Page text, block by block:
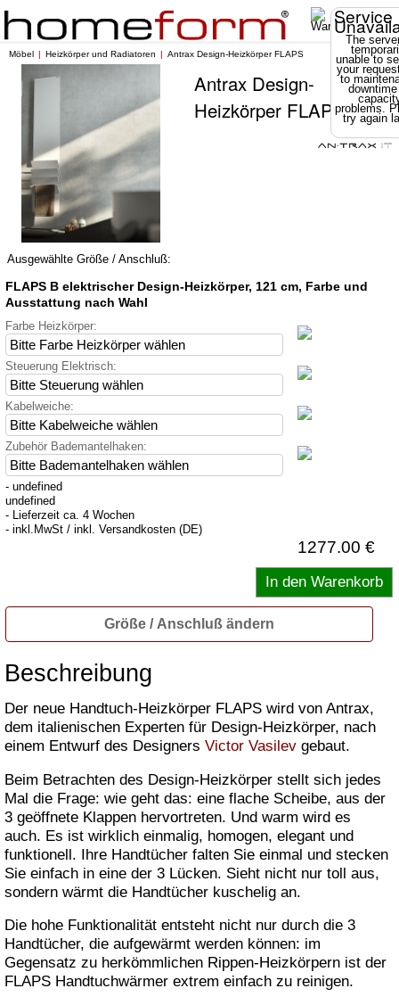
Service
The
unable to
your
to
problems.
try again
Möbel Heizkörper und Radiatoren Antrax Design-Heizkörper FLAPS
Antrax Design-
Heizkörper FLAPS
Ausgewählte Größe / Anschluß:
FLAPS B elektrischer Design-Heizkörper, 121 cm, Farbe und
Ausstattung nach Wahl
Farbe Heizkörper:
Steuerung Elektrisch:
Kabelweiche:
Zubehör Bademantelhaken:
- undefined
undefined
- Lieferzeit ca. 4 Wochen
- inkl.MwSt / inkl. Versandkosten (DE)
1277.00 €
Größe / Anschluß ändern
Beschreibung
Der neue Handtuch-Heizkörper FLAPS wird von Antrax,
dem italienischen Experten für Design-Heizkörper, nach
einem Entwurf des Designers Victor Vasilev gebaut.
Beim Betrachten des Design-Heizkörper stellt sich jedes
Mal die Frage: wie geht das: eine flache Scheibe, aus der
3 geöffnete Klappen hervortreten. Und warm wird es
auch. Es ist wirklich einmalig, homogen, elegant und
funktionell. Ihre Handtücher falten Sie einmal und stecken
Sie einfach in eine der 3 Lücken. Sieht nicht nur toll aus,
sondern wärmt die Handtücher kuschelig an.
Die hohe Funktionalität entsteht nicht nur durch die 3
Handtücher, die aufgewärmt werden können: im
Gegensatz zu herkömmlichen Rippen-Heizkörpern ist der
FLAPS Handtuchwärmer extrem einfach zu reinigen.